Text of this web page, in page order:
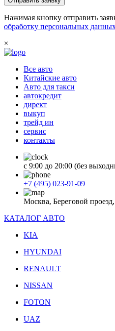
Нажимая кнопку отправить
обработку персональных
×
Все авто
Китайские авто
Авто для такси
автокредит
директ
выкуп
трейд ин
сервис
контакты
с 9:00 до 20:00 (без
+7 (495) 023-91-09
Москва, Береговой
КАТАЛОГ АВТО
KIA
HYUNDAI
RENAULT
NISSAN
FOTON
UAZ